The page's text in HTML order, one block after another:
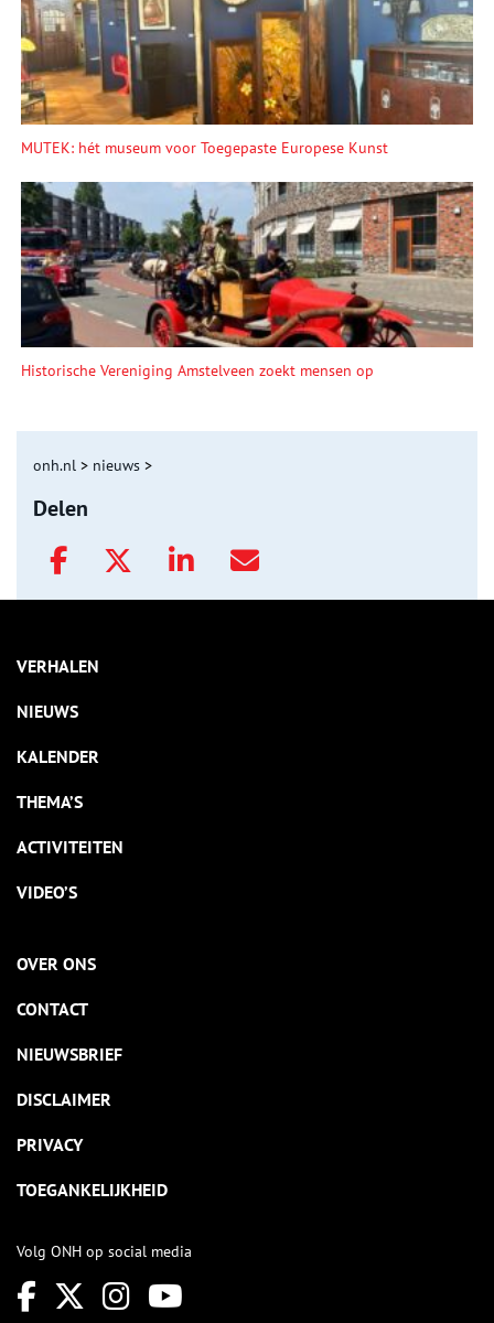
MUTEK: hét museum voor Toegepaste Europese Kunst
Historische Vereniging Amstelveen zoekt mensen op
onh.nl > nieuws >
Delen
VERHALEN
NIEUWS
KALENDER
THEMA’S
ACTIVITEITEN
VIDEO’S
OVER ONS
CONTACT
NIEUWSBRIEF
DISCLAIMER
PRIVACY
TOEGANKELIJKHEID
Volg ONH op social media